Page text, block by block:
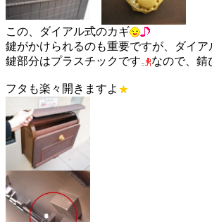
この、ダイアル式のカギ
鍵がかけられるのも重要ですが、ダイ
鍵部分はプラスチックです
なので、錆
フタも楽々開きますよ